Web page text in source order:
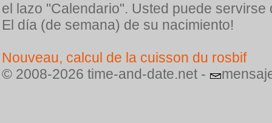
el lazo "Calendario". Usted puede
El día (de semana) de su nacimiento!
Nouveau, calcul de la cuisson du rosbif
© 2008-2026 time-and-date.net -